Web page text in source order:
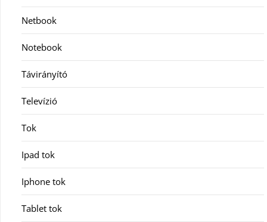
Netbook
Notebook
Távirányító
Televízió
Tok
Ipad tok
Iphone tok
Tablet tok